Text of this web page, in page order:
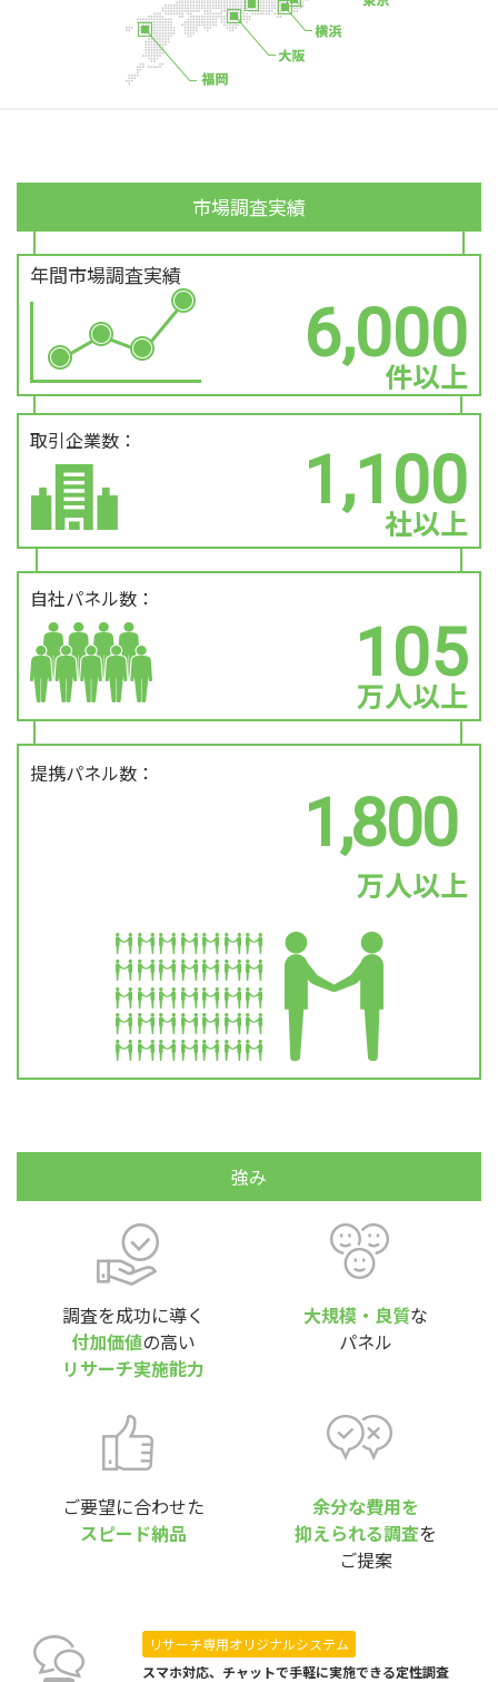
市場調査実績
年間市場調査実績
6,000
件以上
取引企業数：
1,100
社以上
自社パネル数：
105
万人以上
提携パネル数：
1,800
万人以上
強み
調査を成功に導く
付加価値の高い
リサーチ実施能力
大規模・良質な
パネル
ご要望に合わせた
スピード納品
余分な費用を
抑えられる調査を
ご提案
リサーチ専用オリジナルシステム
スマホ対応、チャットで手軽に実施できる定性調査